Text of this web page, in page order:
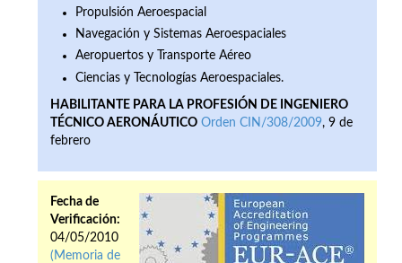
Propulsión Aeroespacial
Navegación y Sistemas Aeroespaciales
Aeropuertos y Transporte Aéreo
Ciencias y Tecnologías Aeroespaciales.
HABILITANTE PARA LA PROFESIÓN DE INGENIERO
TÉCNICO AERONÁUTICO Orden CIN/308/2009, 9 de
febrero
Fecha de
Verificación:
04/05/2010
(Memoria de